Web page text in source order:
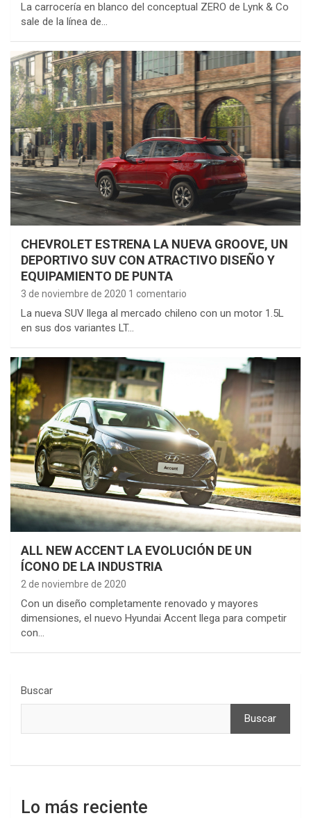
La carrocería en blanco del conceptual ZERO de Lynk & Co
sale de la línea de…
CHEVROLET ESTRENA LA NUEVA GROOVE, UN
DEPORTIVO SUV CON ATRACTIVO DISEÑO Y
EQUIPAMIENTO DE PUNTA
3 de noviembre de 2020 1 comentario
La nueva SUV llega al mercado chileno con un motor 1.5L
en sus dos variantes LT…
ALL NEW ACCENT LA EVOLUCIÓN DE UN
ÍCONO DE LA INDUSTRIA
2 de noviembre de 2020
Con un diseño completamente renovado y mayores
dimensiones, el nuevo Hyundai Accent llega para competir
con…
Buscar
Buscar
Lo más reciente